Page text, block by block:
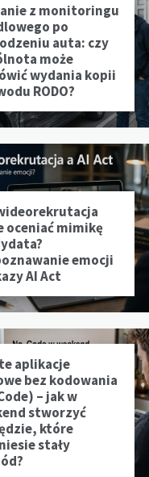
z monitoringu
po
auta: czy
może
wydania kopii
RODO?
oceniać mimikę
emocji
AI Act
aplikacje
bez kodowania
– jak w
stworzyć
które
stały